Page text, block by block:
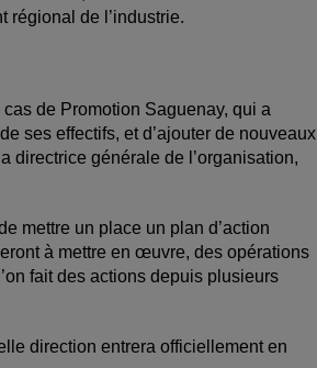
régional de l’industrie.
de Promotion Saguenay, qui a
ses effectifs, et d’ajouter de nouveaux
directrice générale de l’organisation,
mettre un place un plan d’action
à mettre en œuvre, des opérations
fait des actions depuis plusieurs
direction entrera officiellement en